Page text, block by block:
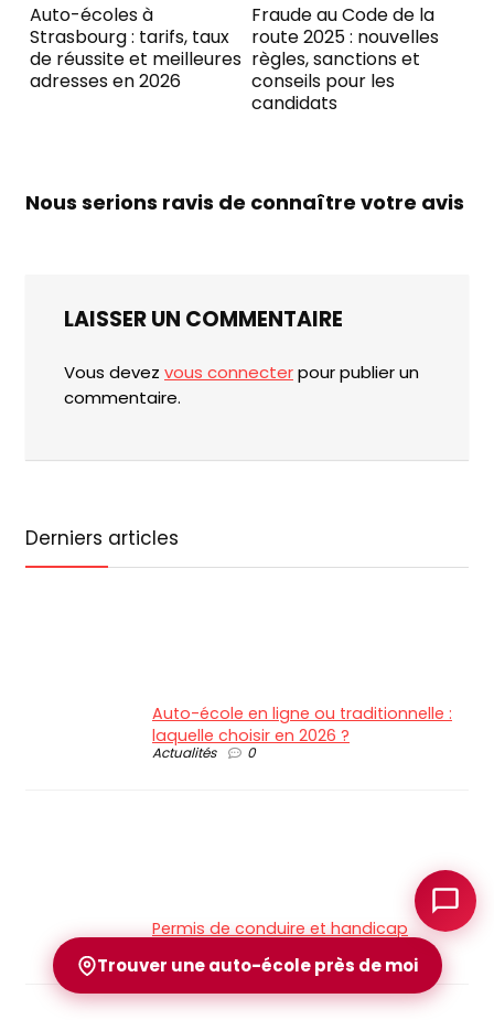
Auto-écoles à
Strasbourg : tarifs, taux
de réussite et meilleures
adresses en 2026
Fraude au Code de la
route 2025 : nouvelles
règles, sanctions et
conseils pour les
candidats
Nous serions ravis de connaître votre avis
LAISSER UN COMMENTAIRE
Vous devez vous connecterpour publier un
commentaire.
Derniers articles
Auto-école en ligne ou traditionnelle :
laquelle choisir en 2026 ?
Actualités 0
Permis de conduire et handicap
Trouver une auto-école près de moi